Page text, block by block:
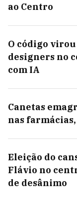
ao Centro
O código
designers no
com IA
Canetas
nas
Eleição do
Flávio no
de desânimo